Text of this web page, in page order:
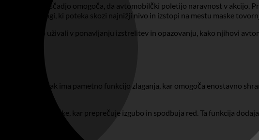
ploščadjo omogoča, da avtomobilčki poletijo naravnost v akcijo.
po progi, ki poteka skozi najnižji nivo in izstopi na mestu maske
bodo uživali v ponavljanju izstrelitev in opazovanju, kako njihovi
Tovornjak ima pametno funkcijo zlaganja, kar omogoča enostavno
izkušnjo.
avtomobilčke, kar preprečuje izgubo in spodbuja red. Ta funkcija